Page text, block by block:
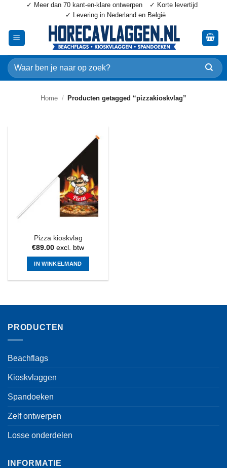
inhoud
✓ Meer dan 70 kant-en-klare ontwerpen
✓ Korte levertijd
✓ Levering in Nederland en België
Zoeken
naar:
Home / Producten getagged “pizzakioskvlag”
Pizza kioskvlag
€89.00 excl. btw
IN WINKELMAND
PRODUCTEN
Beachflags
Kioskvlaggen
Spandoeken
Zelf ontwerpen
Losse onderdelen
INFORMATIE